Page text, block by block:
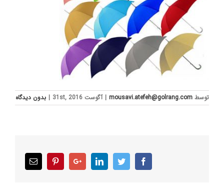
توسط mousavi.atefeh@golrang.com
| آگوست 31st, 2016 | بدون ديدگاه
Facebook
Twitter
LinkedIn
Google+
Pinterest
Email